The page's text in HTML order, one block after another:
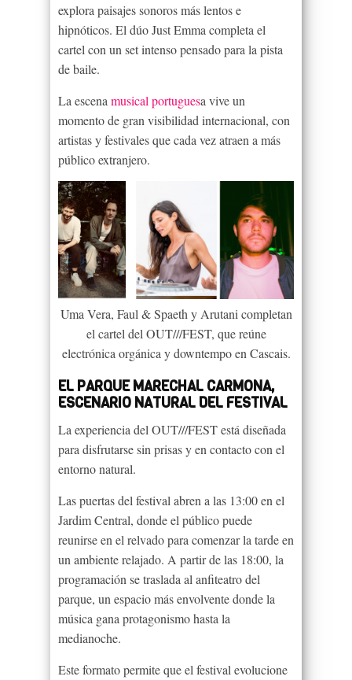
explora paisajes sonoros más lentos e
hipnóticos. El dúo Just Emma completa el
cartel con un set intenso pensado para la pista
de baile.
La escena musical portuguesa vive un
momento de gran visibilidad internacional, con
artistas y festivales que cada vez atraen a más
público extranjero.
Uma Vera, Faul & Spaeth y Arutani completan
el cartel del OUT///FEST, que reúne
electrónica orgánica y downtempo en Cascais.
EL PARQUE MARECHAL CARMONA,
ESCENARIO NATURAL DEL FESTIVAL
La experiencia del OUT///FEST está diseñada
para disfrutarse sin prisas y en contacto con el
entorno natural.
Las puertas del festival abren a las 13:00 en el
Jardim Central, donde el público puede
reunirse en el relvado para comenzar la tarde en
un ambiente relajado. A partir de las 18:00, la
programación se traslada al anfiteatro del
parque, un espacio más envolvente donde la
música gana protagonismo hasta la
medianoche.
Este formato permite que el festival evolucione